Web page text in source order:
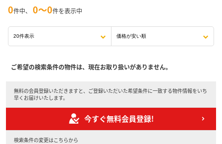
0件中、 0〜0件を表示中
ご希望の検索条件の物件は、現在お取り扱いがありません。
無料の会員登録いただきますと、ご登録いただいた希望条件に一致する物件情報をいち
早くお届けいたします。
今すぐ無料会員登録!
検索条件の変更はこちらから